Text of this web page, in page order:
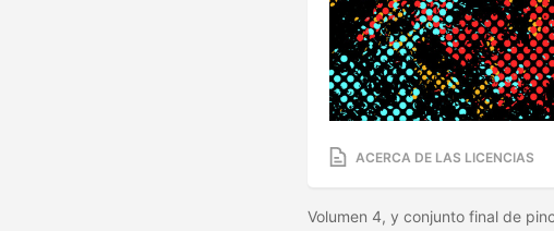
ACERCA DE LAS LICENCIAS
Volumen 4, y conjunto final de